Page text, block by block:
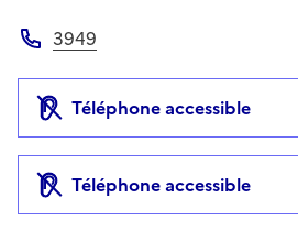
3949
Téléphone accessible
Téléphone accessible